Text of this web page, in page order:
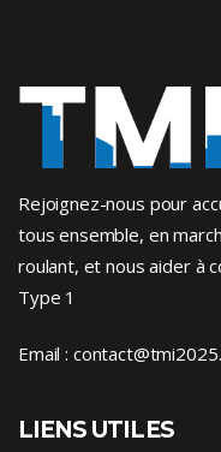
Rejoignez-nous pour
tous ensemble, en
roulant, et nous aider à
Type 1
Email :
LIENS UTILES